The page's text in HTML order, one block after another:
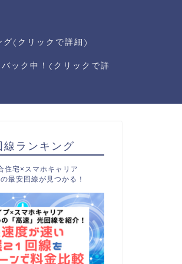
グ(クリックで詳細)
ック中！(クリックで詳
線ランキング
住宅×スマホキャリア
最安回線が見つかる！